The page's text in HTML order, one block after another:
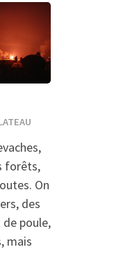
forêts,
On
des
poule,
mais